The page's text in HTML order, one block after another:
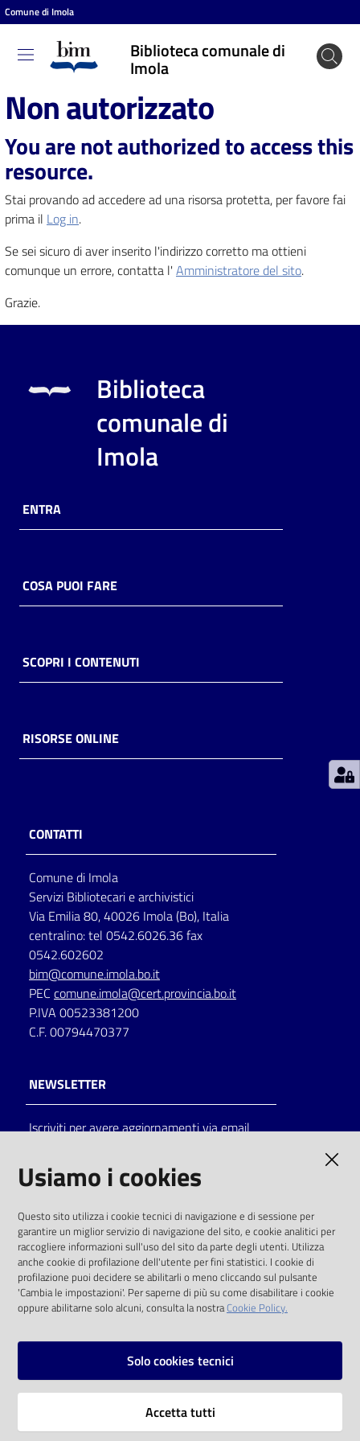
Vai al contenuto
Vai alla navigazione
Vai al footer
Comune di Imola
Biblioteca comunale di
Imola
Biblioteca
comunale
di Imola
Entra
Cosa
puoi
fare
contenuti
Casa
Piani
Archivio
storico
Patto
Seguici
su
Catalogo
on line
Eventi
Chiedi al
bibliotecario
Avvisi
Orari
Non autorizzato
You are not authorized to access this
resource.
Stai provando ad accedere ad una risorsa protetta, per favore fai
prima il Log in.
Se sei sicuro di aver inserito l'indirizzo corretto ma ottieni
comunque un errore, contatta l' Amministratore del sito.
Grazie.
Biblioteca
comunale di
Imola
ENTRA
COSA PUOI FARE
SCOPRI I CONTENUTI
RISORSE ONLINE
CONTATTI
Comune di Imola
Servizi Bibliotecari e archivistici
Via Emilia 80, 40026 Imola (Bo), Italia
centralino: tel 0542.6026.36 fax
0542.602602
bim@comune.imola.bo.it
PEC comune.imola@cert.provincia.bo.it
P.IVA 00523381200
C.F. 00794470377
NEWSLETTER
Iscriviti per avere aggiornamenti via email
solo alle condizioni previste dalla direttiva
comunitaria 2003/98/CE e dal d.lgs. 36/2006
SOCIAL
Instagram
Vai alla pagina
Usiamo i cookies
Questo sito utilizza i cookie tecnici di navigazione e di sessione per
garantire un miglior servizio di navigazione del sito, e cookie analitici per
raccogliere informazioni sull'uso del sito da parte degli utenti. Utilizza
anche cookie di profilazione dell'utente per fini statistici. I cookie di
profilazione puoi decidere se abilitarli o meno cliccando sul pulsante
'Cambia le impostazioni'. Per saperne di più su come disabilitare i cookie
oppure abilitarne solo alcuni, consulta la nostraCookie Policy.
Solo cookies tecnici
Accetta tutti